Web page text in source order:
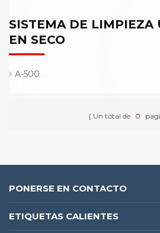
SISTEMA DE LIMPIEZA
EN SECO
A-500
Un total de 0
PONERSE EN CONTACTO
ETIQUETAS CALIENTES